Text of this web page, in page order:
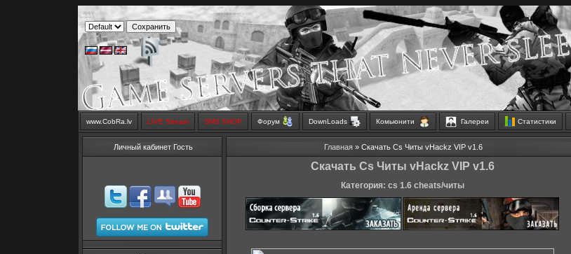
www.CobRa.lv LIVE Stream SMS SHOP Форум DownLoads Комьюнити Галереи Статистики
Личный кабинет Гость Главная » Скачать Cs Читы vHackz VIP v1.6
Скачать Cs Читы vHackz VIP v1.6
Категория: cs 1.6 cheats/читы